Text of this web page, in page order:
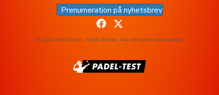
Prenumeration på nyhetsbrev
© 2024 Padel Tennis - Padel-Test.de. Alla rättigheter reserverade.